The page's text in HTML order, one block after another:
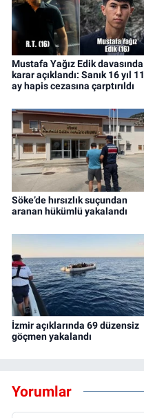
Mustafa Yağız Edik davasında
karar açıklandı: Sanık 16 yıl 11
ay hapis cezasına çarptırıldı
Söke’de hırsızlık suçundan
aranan hükümlü yakalandı
İzmir açıklarında 69 düzensiz
göçmen yakalandı
Yorumlar